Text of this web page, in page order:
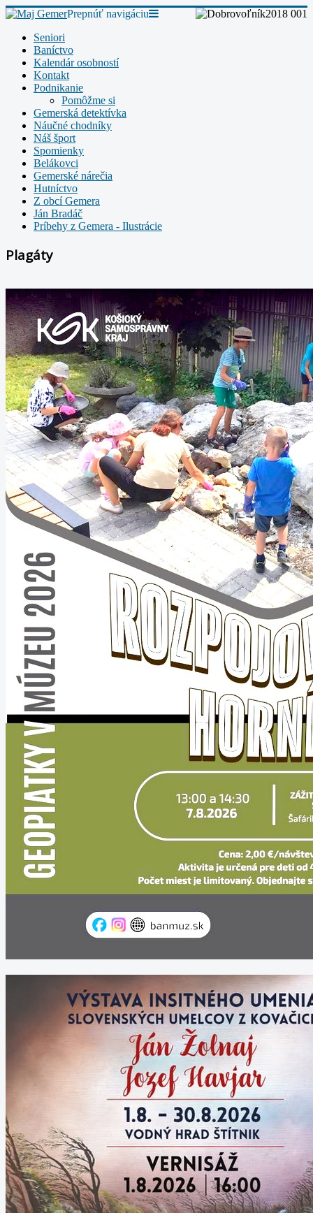
Prepnúť navigáciu
Seniori
Baníctvo
Kalendár osobností
Kontakt
Podnikanie
Pomôžme si
Gemerská detektívka
Náučné chodníky
Náš šport
Spomienky
Belákovci
Gemerské nárečia
Hutníctvo
Z obcí Gemera
Ján Bradáč
Príbehy z Gemera - Ilustrácie
Plagáty